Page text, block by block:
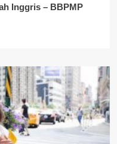
Inggris – BBPMP